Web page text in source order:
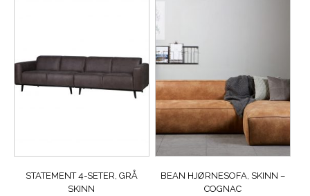
STATEMENT 4-SETER, GRÅ
SKINN
BEAN HJØRNESOFA, SKINN –
COGNAC